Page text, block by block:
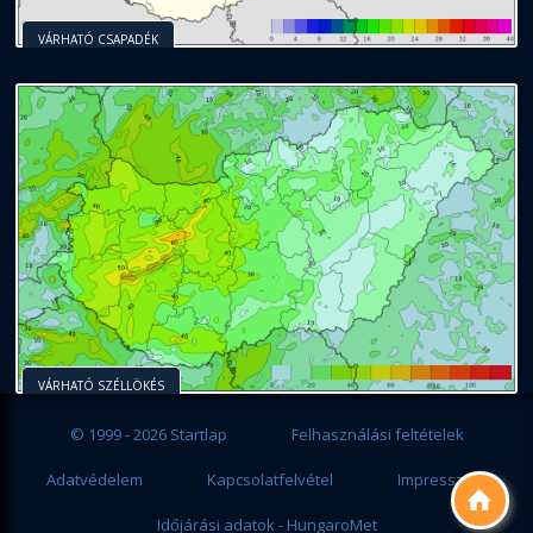

VÁRHATÓ CSAPADÉK
VÁRHATÓ SZÉLLÖKÉS
© 1999 - 2026 Startlap Felhasználási feltételek
Adatvédelem Kapcsolatfelvétel Impresszum
Időjárási adatok - HungaroMet